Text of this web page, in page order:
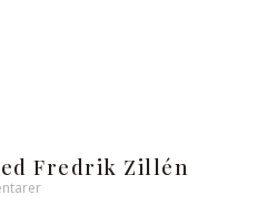
Fredrik Zillén